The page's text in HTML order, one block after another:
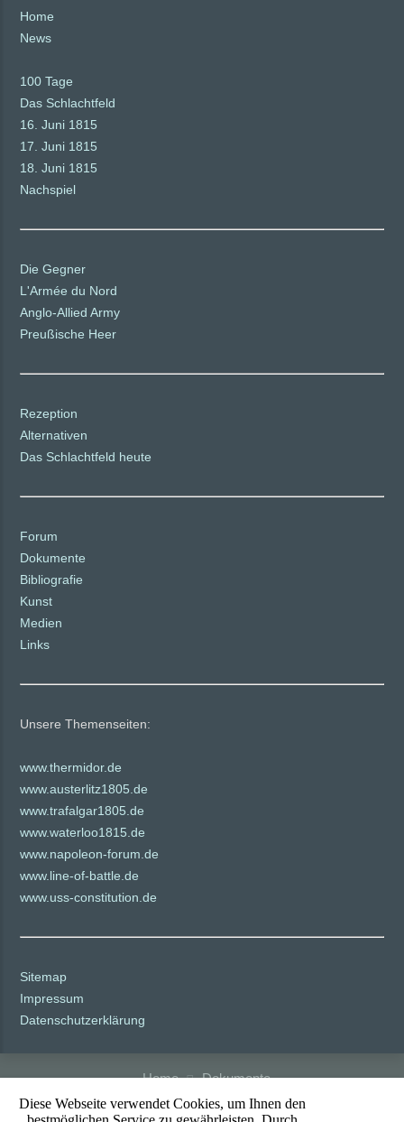
Home
News
100 Tage
Das Schlachtfeld
16. Juni 1815
17. Juni 1815
18. Juni 1815
Nachspiel
Die Gegner
L'Armée du Nord
Anglo-Allied Army
Preußische Heer
Rezeption
Alternativen
Das Schlachtfeld heute
Forum
Dokumente
Bibliografie
Kunst
Medien
Links
Unsere Themenseiten:
www.thermidor.de
www.austerlitz1805.de
www.trafalgar1805.de
www.waterloo1815.de
www.napoleon-forum.de
www.line-of-battle.de
www.uss-constitution.de
Sitemap
Impressum
Datenschutzerklärung
Home Dokumente
© 2021 Line of Battle * Banner: Battle of Waterloo von William Sadler
Diese Webseite verwendet Cookies, um Ihnen den